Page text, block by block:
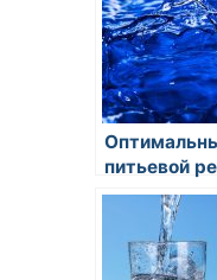
питьевой
для
активных
вода — твой
лучший друг